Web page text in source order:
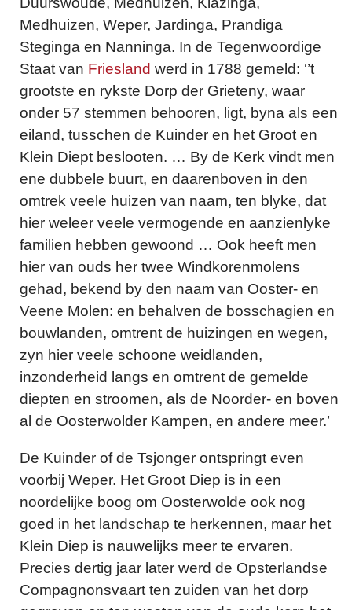
Medhuizen, Weper, Jardinga, Prandiga
Steginga en Nanninga. In de Tegenwoordige
Staat van Friesland werd in 1788 gemeld: ‘’t
grootste en rykste Dorp der Grieteny, waar
onder 57 stemmen behooren, ligt, byna als een
eiland, tusschen de Kuinder en het Groot en
Klein Diept beslooten. … By de Kerk vindt men
ene dubbele buurt, en daarenboven in den
omtrek veele huizen van naam, ten blyke, dat
hier weleer veele vermogende en aanzienlyke
familien hebben gewoond … Ook heeft men
hier van ouds her twee Windkorenmolens
gehad, bekend by den naam van Ooster- en
Veene Molen: en behalven de bosschagien en
bouwlanden, omtrent de huizingen en wegen,
zyn hier veele schoone weidlanden,
inzonderheid langs en omtrent de gemelde
diepten en stroomen, als de Noorder- en boven
al de Oosterwolder Kampen, en andere meer.’
De Kuinder of de Tsjonger ontspringt even
voorbij Weper. Het Groot Diep is in een
noordelijke boog om Oosterwolde ook nog
goed in het landschap te herkennen, maar het
Klein Diep is nauwelijks meer te ervaren.
Precies dertig jaar later werd de Opsterlandse
Compagnonsvaart ten zuiden van het dorp